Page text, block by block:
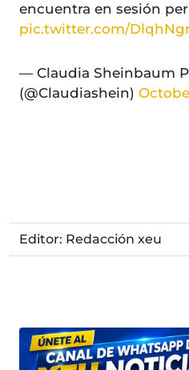
encuentra en sesión
pic.twitter.com/
— Claudia Sheinbaum
(@Claudiashein)
Editor: Redacción xeu